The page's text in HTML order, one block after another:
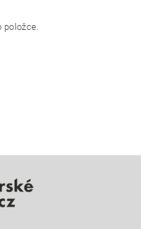
položce.